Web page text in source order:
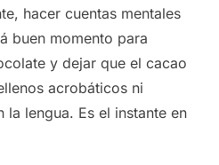
hacer cuentas mentales
buen momento para
y dejar que el cacao
acrobáticos ni
lengua. Es el instante en